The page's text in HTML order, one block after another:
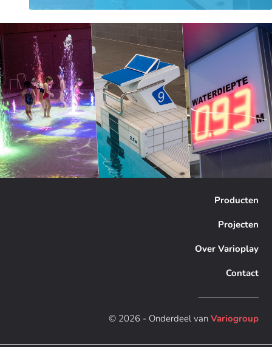
Producten
Projecten
Over Varioplay
Contact
© 2026 - Onderdeel van Variogroup